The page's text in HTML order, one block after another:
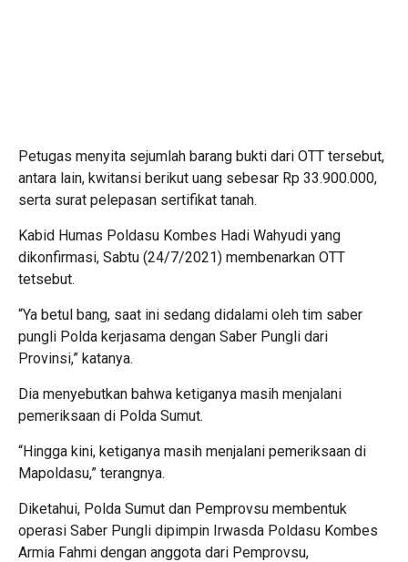
Petugas menyita sejumlah barang bukti dari OTT tersebut,
antara lain, kwitansi berikut uang sebesar Rp 33.900.000,
serta surat pelepasan sertifikat tanah.
Kabid Humas Poldasu Kombes Hadi Wahyudi yang
dikonfirmasi, Sabtu (24/7/2021) membenarkan OTT
tetsebut.
“Ya betul bang, saat ini sedang didalami oleh tim saber
pungli Polda kerjasama dengan Saber Pungli dari
Provinsi,” katanya.
Dia menyebutkan bahwa ketiganya masih menjalani
pemeriksaan di Polda Sumut.
“Hingga kini, ketiganya masih menjalani pemeriksaan di
Mapoldasu,” terangnya.
Diketahui, Polda Sumut dan Pemprovsu membentuk
operasi Saber Pungli dipimpin Irwasda Poldasu Kombes
Armia Fahmi dengan anggota dari Pemprovsu,